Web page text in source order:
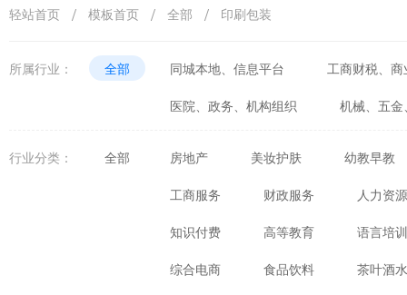
轻站首页 / 模板首页 / 全部 / 印刷包装
所属行业： 全部 同城本地、信息平台 工商财税、
医院、政务、机构组织 机械、五
行业分类： 全部 房地产 美妆护肤 幼教早教
工商服务 财政服务 人力资源
知识付费 高等教育 语言培训
综合电商 食品饮料 茶叶酒水